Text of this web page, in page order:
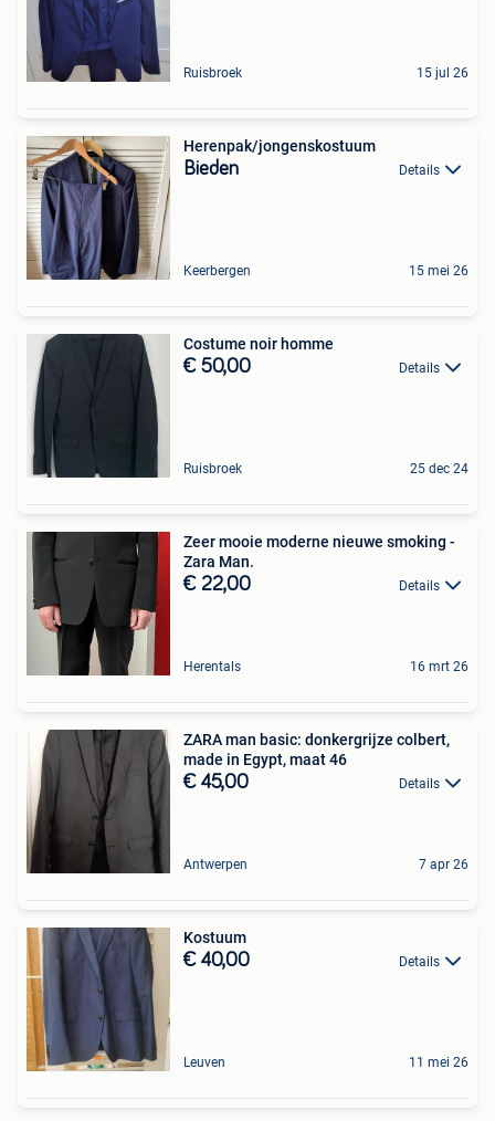
Ruisbroek 15 jul 26
Herenpak/jongenskostuum
Bieden Details
Keerbergen 15 mei 26
Costume noir homme
€ 50,00 Details
Ruisbroek 25 dec 24
Zeer mooie moderne nieuwe smoking -
Zara Man.
€ 22,00 Details
Herentals 16 mrt 26
ZARA man basic: donkergrijze colbert,
made in Egypt, maat 46
€ 45,00 Details
Antwerpen 7 apr 26
Kostuum
€ 40,00 Details
Leuven 11 mei 26